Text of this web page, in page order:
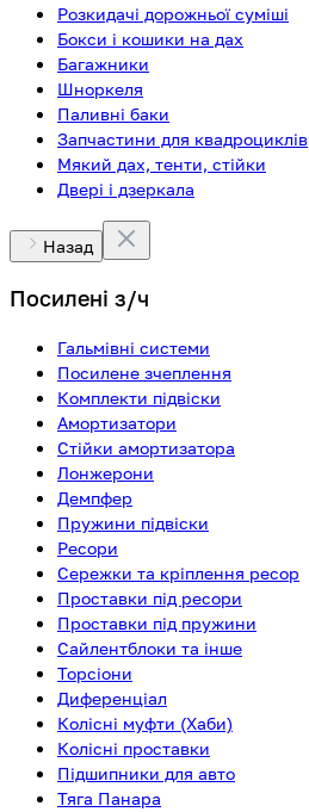
Розкидачі дорожньої суміші
Бокси і кошики на дах
Багажники
Шноркеля
Паливні баки
Запчастини для квадроциклів
Мякий дах, тенти, стійки
Двері і дзеркала
Назад
Посилені з/ч
Гальмівні системи
Посилене зчеплення
Комплекти підвіски
Амортизатори
Стійки амортизатора
Лонжерони
Демпфер
Пружини підвіски
Ресори
Сережки та кріплення ресор
Проставки під ресори
Проставки під пружини
Сайлентблоки та інше
Торсіони
Диференціал
Колісні муфти (Хаби)
Колісні проставки
Підшипники для авто
Тяга Панара